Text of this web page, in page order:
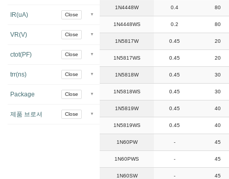
IR(uA)
VR(V)
ctot(PF)
trr(ns)
Package
제품 브로셔
1N4448W 0.4 80
1N4448WS 0.2 80
1N5817W 0.45 20
1N5817WS 0.45 20
1N5818W 0.45 30
1N5818WS 0.45 30
1N5819W 0.45 40
1N5819WS 0.45 40
1N60PW - 45
1N60PWS - 45
1N60SW - 45